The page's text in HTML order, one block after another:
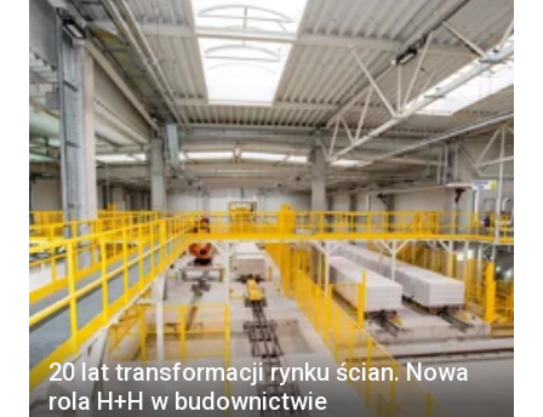
20 lat transformacji rynku ścian. Nowa
rola H+H w budownictwie